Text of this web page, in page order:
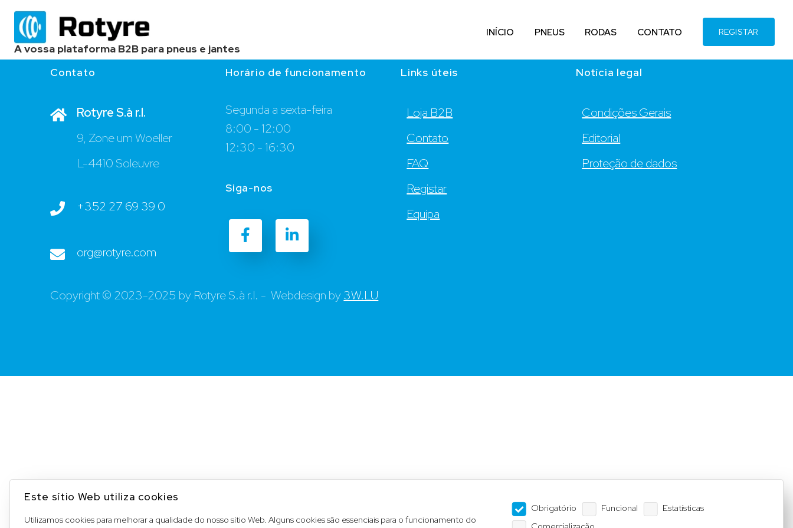
A vossa plataforma B2B para pneus e jantes
INÍCIO PNEUS RODAS CONTATO REGISTAR
Contato
Rotyre S.à r.l.
9, Zone um Woeller
L-4410 Soleuvre
+352 27 69 39 0
org@rotyre.com
Horário de funcionamento
Segunda a sexta-feira
8:00 - 12:00
12:30 - 16:30
Siga-nos
Links úteis
Loja B2B
Contato
FAQ
Registar
Equipa
Notícia legal
Condições Gerais
Editorial
Proteção de dados
Copyright © 2023-2025 by Rotyre S.à r.l. - Webdesign by3W.LU
Este sítio Web utiliza cookies
Utilizamos cookies para melhorar a qualidade do nosso sítio Web. Alguns cookies são essenciais para o funcionamento do
Obrigatório Funcional Estatísticas